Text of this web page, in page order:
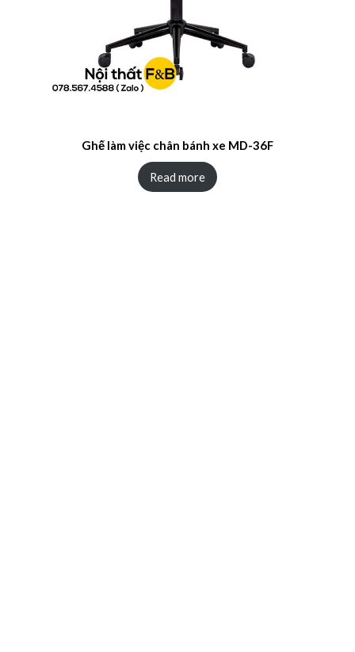
Ghế làm việc chân bánh xe MD-36F
Read more